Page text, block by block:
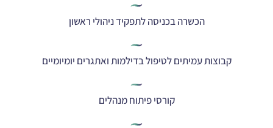
הכשרה בכניסה לתפקיד ניהולי ראשון
קבוצות עמיתים לטיפול בדילמות ואתגרים יומיומיים
קורסי פיתוח מנהלים